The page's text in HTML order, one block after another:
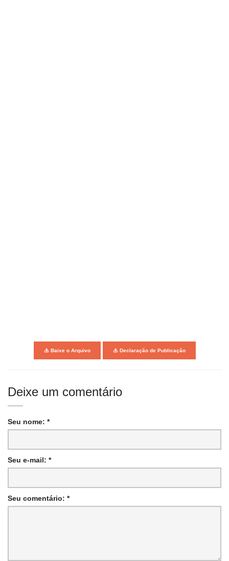
Baixe o Arquivo Declaração de Publicação
Deixe um comentário
Seu nome: *
Seu e-mail: *
Seu comentário: *